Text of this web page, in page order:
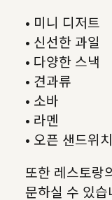
• 미니 디저트
• 신선한 과일
• 다양한 스낵
• 견과류
• 소바
• 라멘
• 오픈 샌드위치
또한 레스토랑
문하실 수 있습